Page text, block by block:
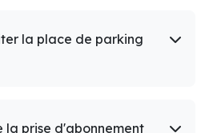
la place de parking
la prise d'abonnement